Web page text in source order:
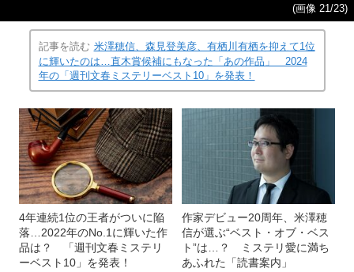
(画像 21/23)
記事を読む 米澤穂信、森見登美彦、有栖川有栖を抑えて1位
に輝いたのは…直木賞候補にもなった「あの作品」 2024
年の「週刊文春ミステリーベスト10」を発表！
4年連続1位の王者がついに陥
作家デビュー20周年、米澤穂